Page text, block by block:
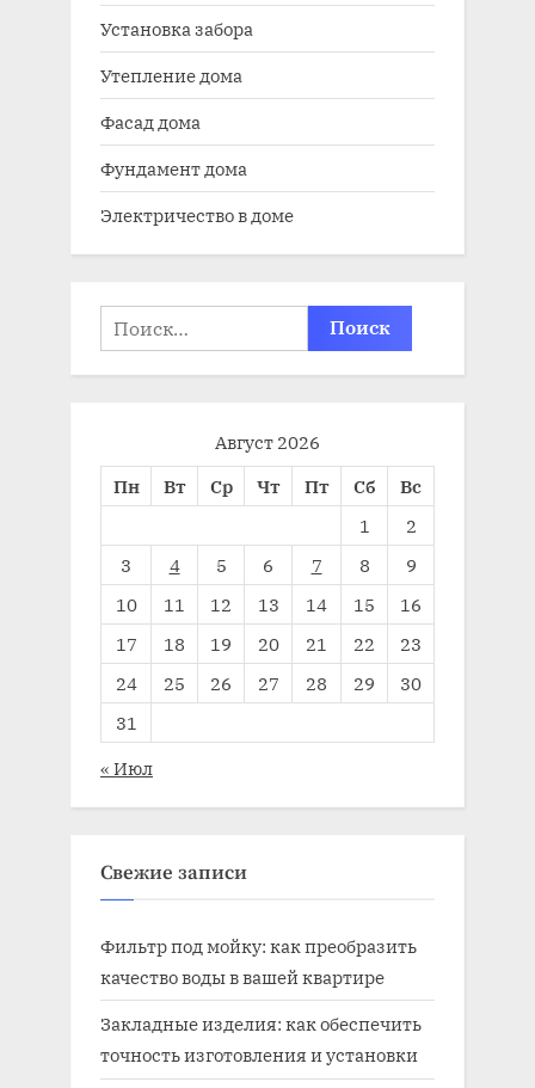
Установка забора
Утепление дома
Фасад дома
Фундамент дома
Электричество в доме
Найти:
Август 2026
Пн
Вт Ср Чт Пт Сб
Вс
1
2
3
4 5 6 7 8
9
10
11 12 13 14 15
16
17
18 19 20 21 22
23
24
25 26 27 28 29
30
31
« Июл
Свежие записи
Фильтр под мойку: как преобразить
качество воды в вашей квартире
Закладные изделия: как обеспечить
точность изготовления и установки